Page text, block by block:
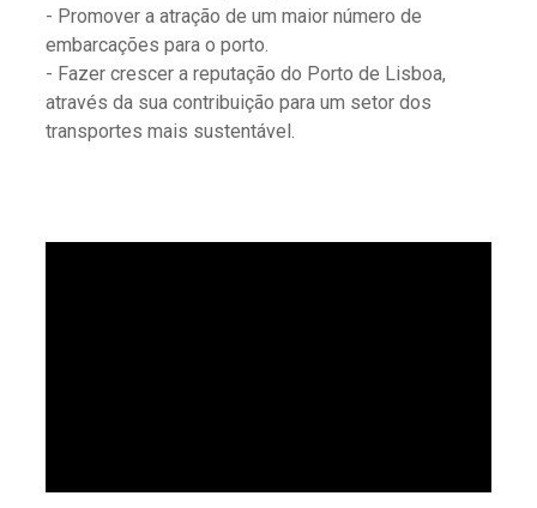
- Promover a atração de um maior número de
embarcações para o porto.
- Fazer crescer a reputação do Porto de Lisboa,
através da sua contribuição para um setor dos
transportes mais sustentável.